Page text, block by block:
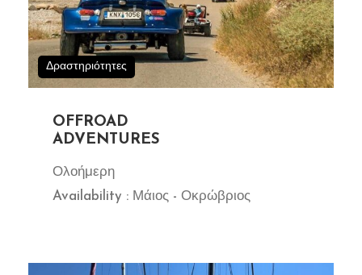
Δραστηριότητες
OFFROAD
ADVENTURES
Ολοήμερη
Availability : Μάιος - Οκρώβριος